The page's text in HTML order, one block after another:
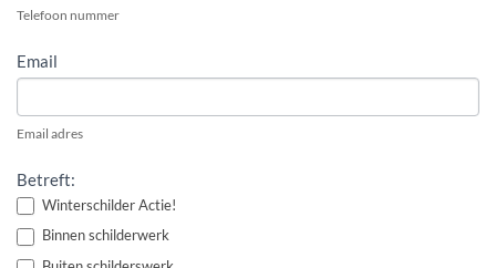
Telefoon nummer
Email
Email adres
Betreft:
Winterschilder Actie!
Binnen schilderwerk